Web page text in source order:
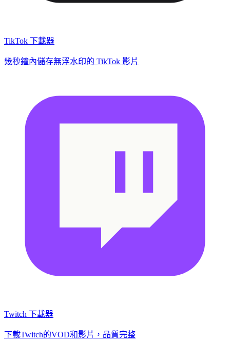
TikTok 下載器
幾秒鐘內儲存無浮水印的 TikTok 影片
Twitch 下載器
下載Twitch的VOD和影片，品質完整